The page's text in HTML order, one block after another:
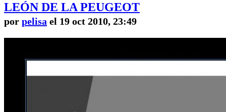
LEÓN DE LA PEUGEOT
por pelisa el 19 oct 2010, 23:49